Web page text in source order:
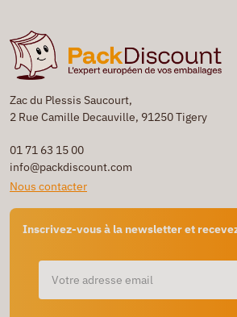
Zac du Plessis Saucourt,
2 Rue Camille Decauville, 91250 Tigery
01 71 63 15 00
info@packdiscount.com
Nous contacter
Inscrivez-vous à la newsletter et